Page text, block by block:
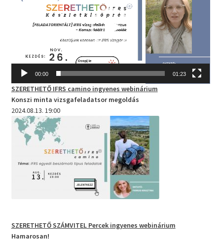
00:00 01:23
SZERETHETŐ IFRS camino ingyenes webinárium
Konszi minta vizsgafeladatsor megoldás
2024.08.13. 19:00
SZERETHETŐ SZÁMVITEL Percek ingyenes webinárium
Hamarosan!